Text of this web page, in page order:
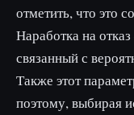
отметить, что это
Наработка на
связанный с
Также этот
поэтому, выбирая